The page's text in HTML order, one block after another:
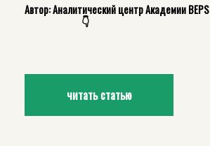
Автор: Аналитический центр Академии BEPS
👇
читать статью